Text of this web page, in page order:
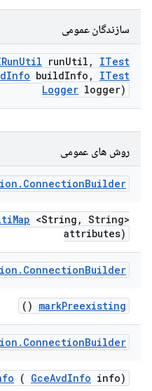
سازندگان عمومی
Util runUtil ,
ITest
Info buildInfo ,
ITest
Logger logger)
روش های عمومی
. ConnectionBuilder
Map <String , String>
attributes)
. ConnectionBuilder
markPreexisting
()
. ConnectionBuilder
( GceAvdInfo info)